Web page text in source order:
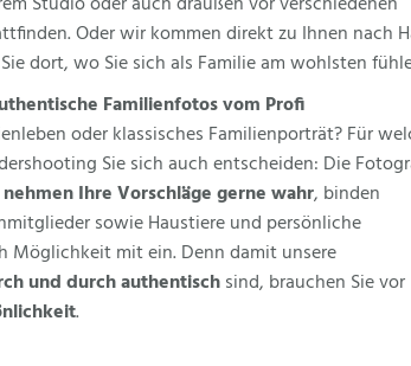
Oder wir kommen direkt zu Ihnen nach
dort, wo Sie sich als Familie am wohlsten
Familienfotos vom Profi
oder klassisches Familienporträt? Für
Sie sich auch entscheiden: Die
nehmen Ihre Vorschläge gerne wahr, binden
sowie Haustiere und persönliche
Möglichkeit mit ein. Denn damit unsere
und durch authentischsind, brauchen Sie vor
.